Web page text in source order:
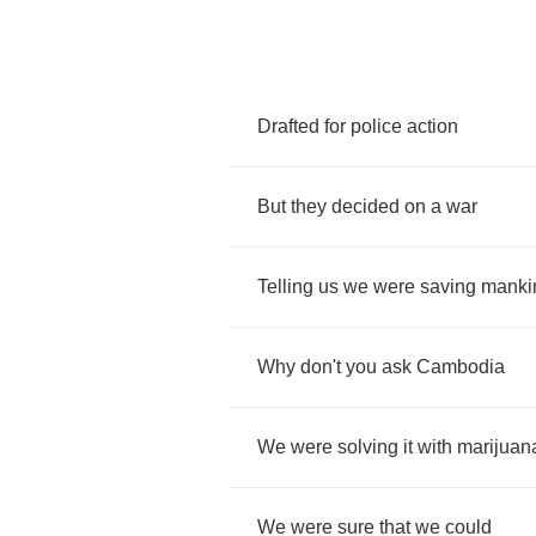
Drafted for police action
But they decided on a war
Telling us we were saving
Why don't you ask Cambodia
We were solving it with
We were sure that we could